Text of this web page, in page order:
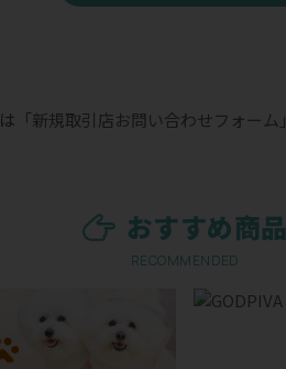
「新規取引店お問い合わせフォーム」
おすすめ商品
RECOMMENDED